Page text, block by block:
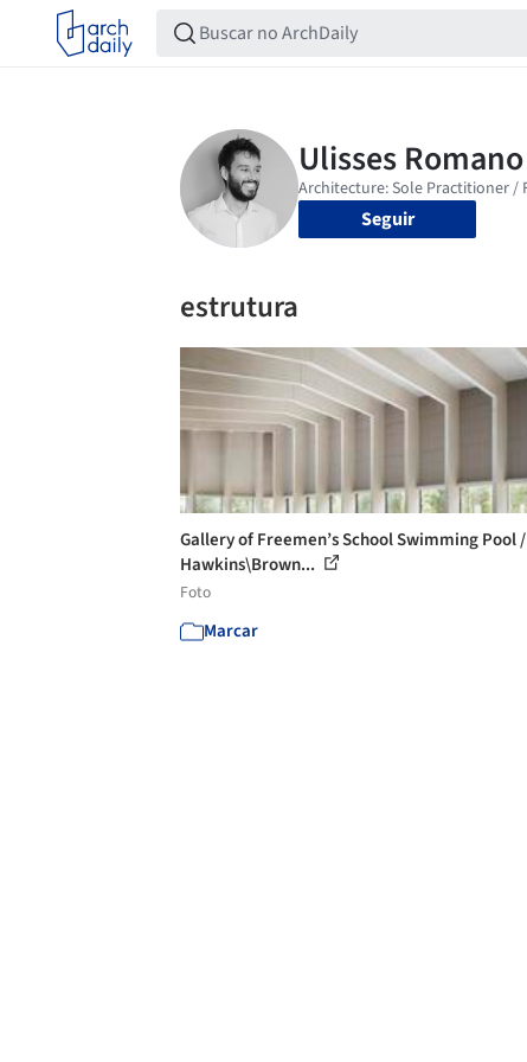
Seguir
estrutura
Gallery of Freemen’s School Swimming Pool /
Hawkins\Brown...
Foto
Marcar